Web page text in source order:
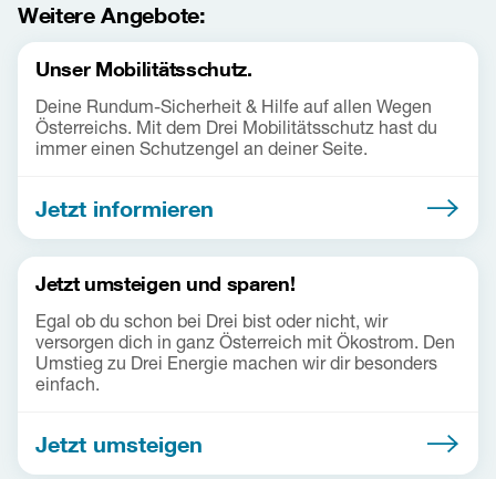
Weitere Angebote:
Unser Mobilitätsschutz.
Deine Rundum-Sicherheit & Hilfe auf allen Wegen
Österreichs. Mit dem Drei Mobilitätsschutz hast du
immer einen Schutzengel an deiner Seite.
Jetzt informieren
Jetzt umsteigen und sparen!
Egal ob du schon bei Drei bist oder nicht, wir
versorgen dich in ganz Österreich mit Ökostrom. Den
Umstieg zu Drei Energie machen wir dir besonders
einfach.
Jetzt umsteigen